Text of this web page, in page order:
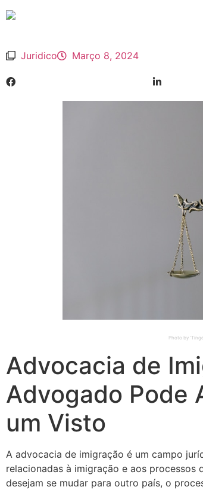
Juridico Março 8, 2024
Photo by
Advocacia de
Advogado Pode
um Visto
A advocacia de imigração é um campo
relacionadas à imigração e aos processos
desejam se mudar para outro país, o